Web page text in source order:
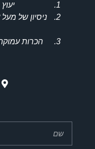
ניסיון של
הכרות